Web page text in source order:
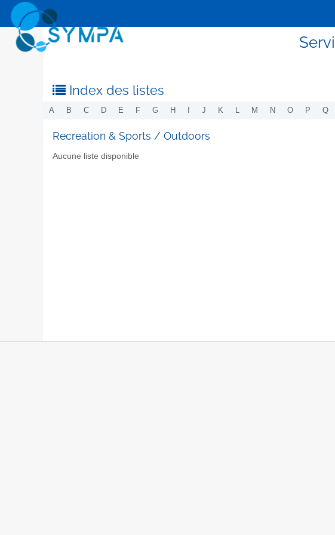
Index des listes
A B C D E F G H J K L M N O P Q
Recreation & Sports / Outdoors
Aucune liste disponible